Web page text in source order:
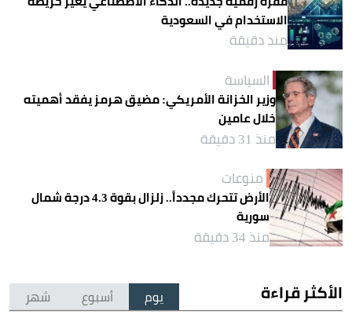
الاستخدام في السعودية
منذ دقيقة
السياسة
وزير الخزانة الأمريكي: مضيق هرمز يفقد أهميته
خلال عامين
منذ 31 دقيقة
منوعات
الأرض تتحرك مجدداً.. زلزال بقوة 4.3 درجة شمال
سورية
منذ 34 دقيقة
الأكثر قراءة يوم أسبوع شهر